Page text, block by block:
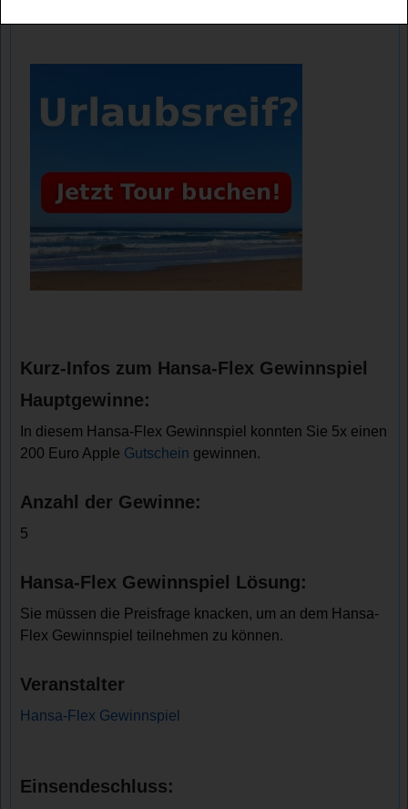
Kurz-Infos zum Hansa-Flex Gewinnspiel
Hauptgewinne:
In diesem Hansa-Flex Gewinnspiel konnten Sie 5x einen
200 Euro Apple Gutschein gewinnen.
Anzahl der Gewinne:
5
Hansa-Flex Gewinnspiel Lösung:
Sie müssen die Preisfrage knacken, um an dem Hansa-
Flex Gewinnspiel teilnehmen zu können.
Veranstalter
Hansa-Flex Gewinnspiel
Einsendeschluss: